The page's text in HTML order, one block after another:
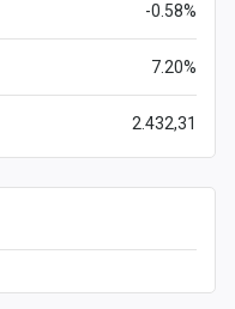
-0.58%
7.20%
2.432,31